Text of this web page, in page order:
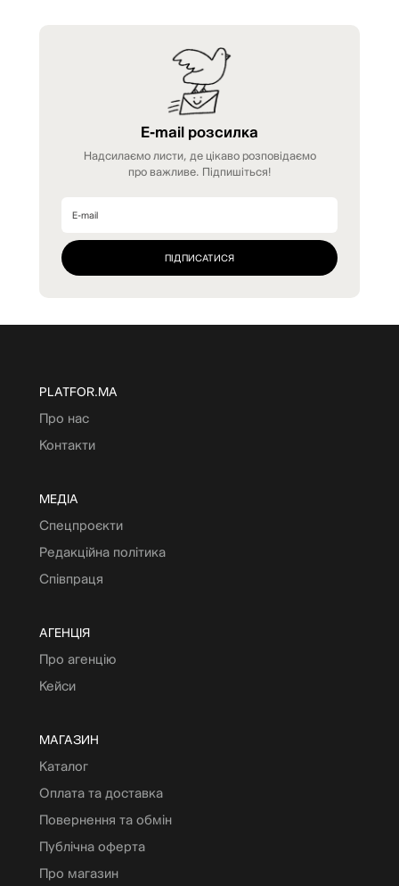
E-mail розсилка
Надсилаємо листи, де цікаво розповідаємо
про важливе. Підпишіться!
PLATFOR.MA
Про нас
Контакти
МЕДІА
Спецпроєкти
Редакційна політика
Співпраця
АГЕНЦІЯ
Про агенцію
Кейси
МАГАЗИН
Каталог
Оплата та доставка
Повернення та обмін
Публічна оферта
Про магазин